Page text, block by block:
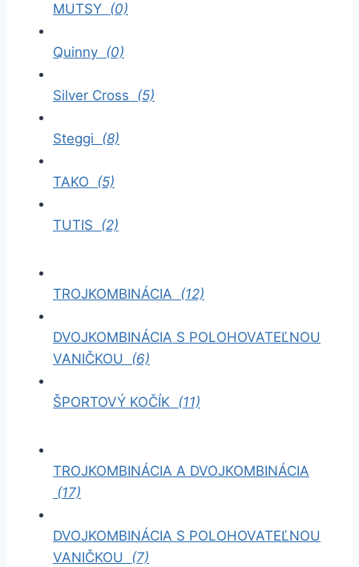
MUTSY (0)
Quinny (0)
Silver Cross (5)
Steggi (8)
TAKO (5)
TUTIS (2)
TROJKOMBINÁCIA (12)
DVOJKOMBINÁCIA S POLOHOVATEĽNOU
VANIČKOU (6)
ŠPORTOVÝ KOČÍK (11)
TROJKOMBINÁCIA A DVOJKOMBINÁCIA
(17)
DVOJKOMBINÁCIA S POLOHOVATEĽNOU
VANIČKOU (7)